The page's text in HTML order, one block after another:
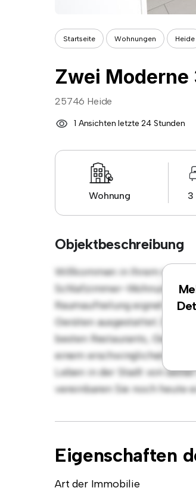
Startseite Wohnungen Heide
25746 Heide
1 Ansichten letzte 24 Stunden
Wohnung 3
Objektbeschreibung
Willkommen in Ihrem neuen
Schlafzimmer-Wohnung
Raumaufteilung eignet sich
Geräten ausgestattet. Dank
besten Restaurants,
einem erschwinglichen
Leben in der Stadt von
vereinbaren Sie noch heute
Eigenschaften
Art der Immobilie